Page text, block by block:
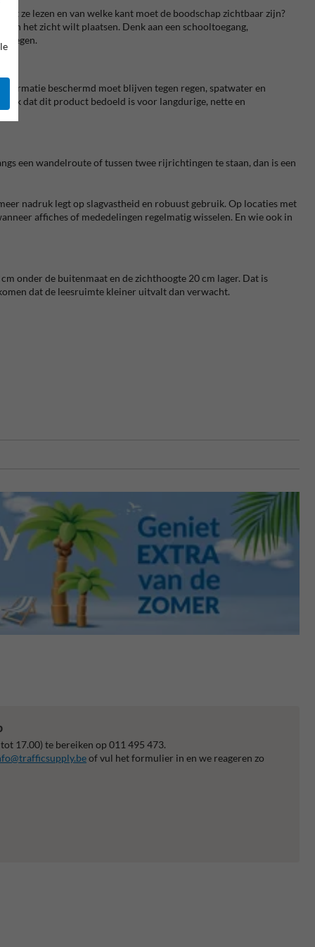
ze lezen en van welke kant moet de boodschap zichtbaar zijn?
in het zicht wilt plaatsen. Denk aan een schooltoegang,
beschermd moet blijven tegen regen, spatwater en
dat dit product bedoeld is voor langdurige, nette en
een wandelroute of tussen twee rijrichtingen te staan, dan is een
nadruk legt op slagvastheid en robuust gebruik. Op locaties met
affiches of mededelingen regelmatig wisselen. En wie ook in
onder de buitenmaat en de zichthoogte 20 cm lager. Dat is
dat de leesruimte kleiner uitvalt dan verwacht.
17.00) te bereiken op 011 495 473.
of vul het formulier in en we reageren zo